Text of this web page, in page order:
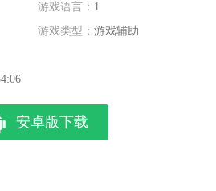
游戏语言： 1
游戏类型：游戏辅助
安卓版下载